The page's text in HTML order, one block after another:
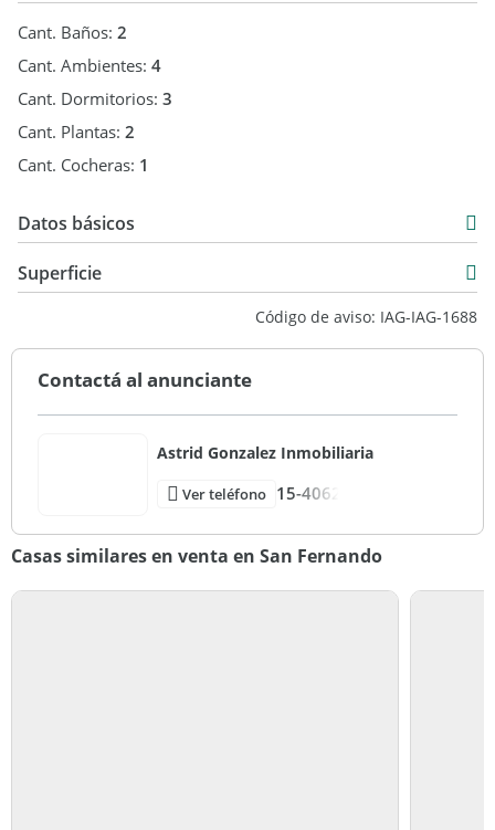
Cant. Baños: 2
Cant. Ambientes: 4
Cant. Dormitorios: 3
Cant. Plantas: 2
Cant. Cocheras: 1
Datos básicos
USD 345.000
Superficie
Código de aviso: IAG-IAG-1688
Contactá al anunciante
Astrid Gonzalez Inmobiliaria
Ver teléfono 15-4062
Casas similares en venta en San Fernando